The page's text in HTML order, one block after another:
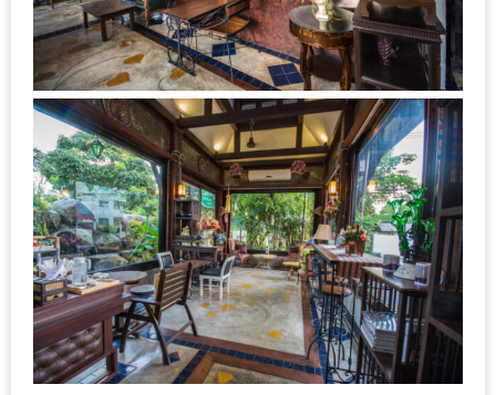
ที่สุด
ประจำ
ปี
2557
กิจกรรม
ชิง
รางวัล
กับ
สมาชิก
ENEWS
น้า
อ้วน